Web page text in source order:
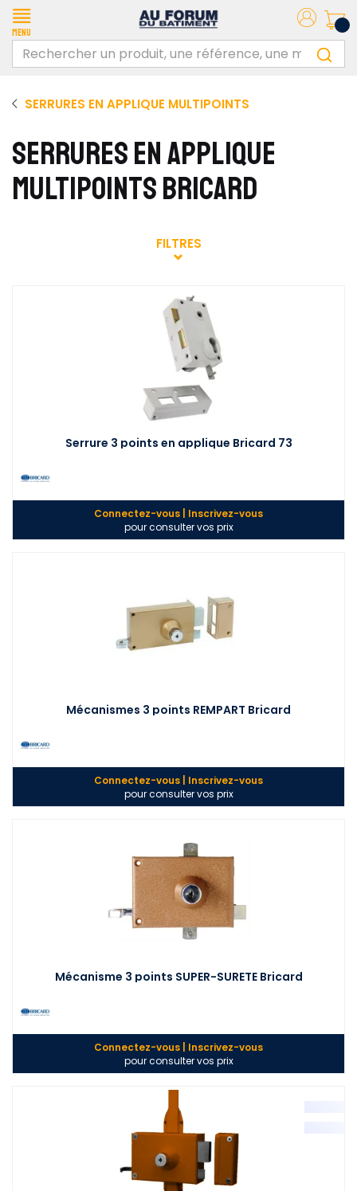
Menu
SERRURES EN APPLIQUE MULTIPOINTS
SERRURES EN APPLIQUE
MULTIPOINTS BRICARD
FILTRES
Serrure 3 points en applique Bricard 73
Connectez-vous | Inscrivez-vous
pour consulter vos prix
Mécanismes 3 points REMPART Bricard
Connectez-vous | Inscrivez-vous
pour consulter vos prix
Mécanisme 3 points SUPER-SURETE Bricard
Connectez-vous | Inscrivez-vous
pour consulter vos prix